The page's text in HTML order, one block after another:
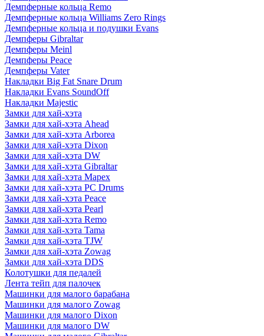
Демпферные кольца Remo
Демпферные кольца Williams Zero Rings
Демпферные кольца и подушки Evans
Демпферы Gibraltar
Демпферы Meinl
Демпферы Peace
Демпферы Vater
Накладки Big Fat Snare Drum
Накладки Evans SoundOff
Накладки Majestic
Замки для хай-хэта
Замки для хай-хэта Ahead
Замки для хай-хэта Arborea
Замки для хай-хэта Dixon
Замки для хай-хэта DW
Замки для хай-хэта Gibraltar
Замки для хай-хэта Mapex
Замки для хай-хэта PC Drums
Замки для хай-хэта Peace
Замки для хай-хэта Pearl
Замки для хай-хэта Remo
Замки для хай-хэта Tama
Замки для хай-хэта TJW
Замки для хай-хэта Zowag
Замки для хай-хэта DDS
Колотушки для педалей
Лента тейп для палочек
Машинки для малого барабана
Машинки для малого Zowag
Машинки для малого Dixon
Машинки для малого DW